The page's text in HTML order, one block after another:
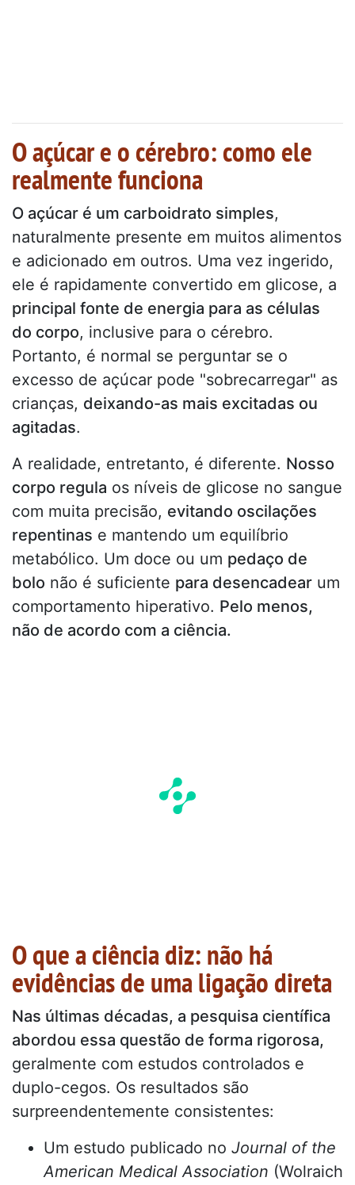
O açúcar e o cérebro: como ele
realmente funciona
O açúcar é um carboidrato simples,
naturalmente presente em muitos alimentos
e adicionado em outros. Uma vez ingerido,
ele é rapidamente convertido em glicose, a
principal fonte de energia para as células
do corpo, inclusive para o cérebro.
Portanto, é normal se perguntar se o
excesso de açúcar pode "sobrecarregar" as
crianças, deixando-as mais excitadas ou
agitadas.
A realidade, entretanto, é diferente. Nosso
corpo regula os níveis de glicose no sangue
com muita precisão, evitando oscilações
repentinas e mantendo um equilíbrio
metabólico. Um doce ou um pedaço de
bolo não é suficiente para desencadear um
comportamento hiperativo. Pelo menos,
não de acordo com a ciência.
O que a ciência diz: não há
evidências de uma ligação direta
Nas últimas décadas, a pesquisa científica
abordou essa questão de forma rigorosa,
geralmente com estudos controlados e
duplo-cegos. Os resultados são
surpreendentemente consistentes:
Um estudo publicado no Journal of the
American Medical Association (Wolraich